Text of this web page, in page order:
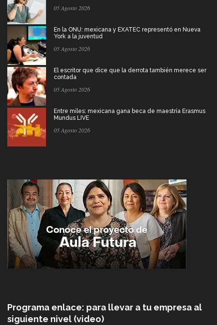
05 Agosto 2026
En la ONU: mexicana y EXATEC representó en Nueva
York a la juventud
05 Agosto 2026
El escritor que dice que la derrota también merece ser
contada
05 Agosto 2026
Entre miles: mexicana gana beca de maestría Erasmus
Mundus LIVE
05 Agosto 2026
Programa enlace: para llevar a tu empresa al
siguiente nivel (video)